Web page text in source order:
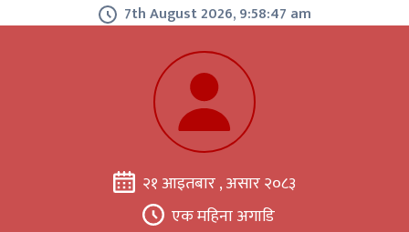
7th August 2026, 9:58:47 am
२१ आइतबार , असार २०८३
एक महिना अगाडि